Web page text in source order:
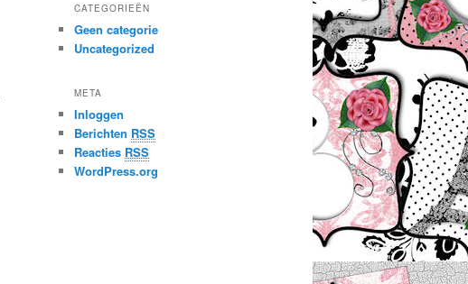
CATEGORIEËN
Geen categorie
Uncategorized
META
Inloggen
Berichten RSS
Reacties RSS
WordPress.org